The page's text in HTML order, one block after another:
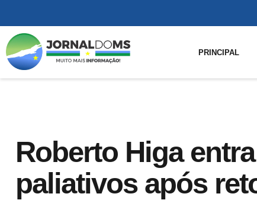
PRINCIPAL
Roberto Higa
paliativos após